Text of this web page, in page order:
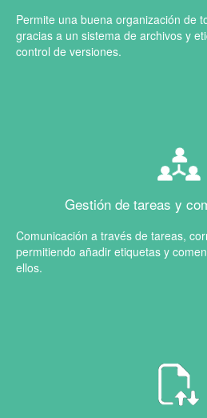
Permite una buena organización de
gracias a un sistema de archivos y
control de versiones.
Gestión de tareas y
Comunicación a través de tareas,
permitiendo añadir etiquetas y
ellos.